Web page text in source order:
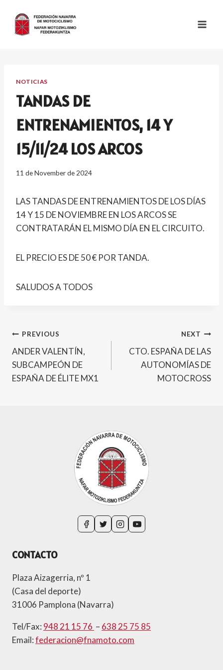
content
NOTICIAS
TANDAS DE
ENTRENAMIENTOS, 14 Y
15/11/24 LOS ARCOS
11 de November de 2024
LAS TANDAS DE ENTRENAMIENTOS DE LOS DÍAS
14 Y 15 DE NOVIEMBRE EN LOS ARCOS SE
CONTRATARÁN EL MISMO DÍA EN EL CIRCUITO.
EL PRECIO ES DE 50 € POR TANDA.
SALUDOS A TODOS
Post
navigation
PREVIOUS
ANDER VALENTÍN,
SUBCAMPEÓN DE
ESPAÑA DE ÉLITE MX1
NEXT
CTO. ESPAÑA DE LAS
AUTONOMÍAS DE
MOTOCROSS
CONTACTO
Plaza Aizagerria, nº 1
(Casa del deporte)
31006 Pamplona (Navarra)
Tel/Fax: 948 21 15 76 – 638 25 75 85
Email:federacion@fnamoto.com